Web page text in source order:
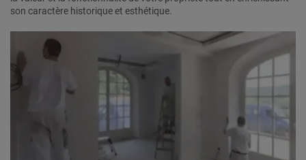
son caractère historique et esthétique.